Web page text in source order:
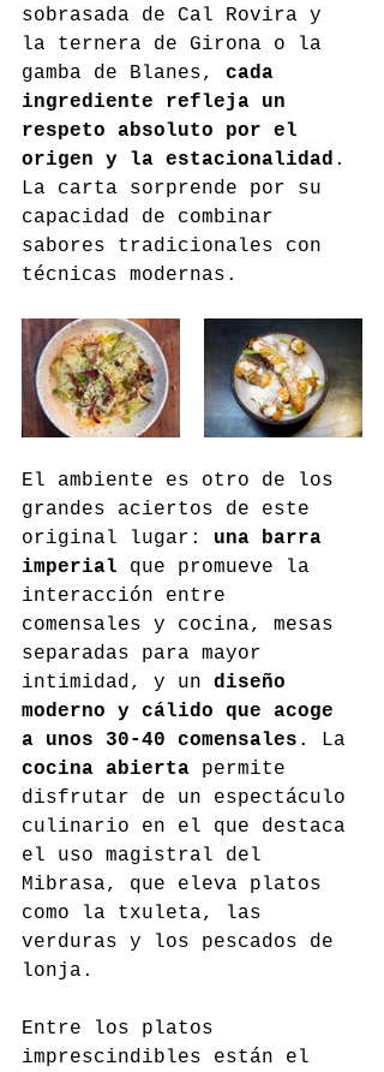
sobrasada de Cal Rovira y
la ternera de Girona o la
gamba de Blanes, cada
ingrediente refleja un
respeto absoluto por el
origen y la estacionalidad .
La carta sorprende por su
capacidad de combinar
sabores tradicionales con
técnicas modernas.
El ambiente es otro de los
grandes aciertos de este
original lugar: una barra
imperial que promueve la
interacción entre
comensales y cocina, mesas
separadas para mayor
intimidad, y un diseño
moderno y cálido que acoge
a unos 30-40 comensales . La
cocina abierta permite
disfrutar de un espectáculo
culinario en el que destaca
el uso magistral del
Mibrasa, que eleva platos
como la txuleta, las
verduras y los pescados de
lonja.
Entre los platos
imprescindibles están el